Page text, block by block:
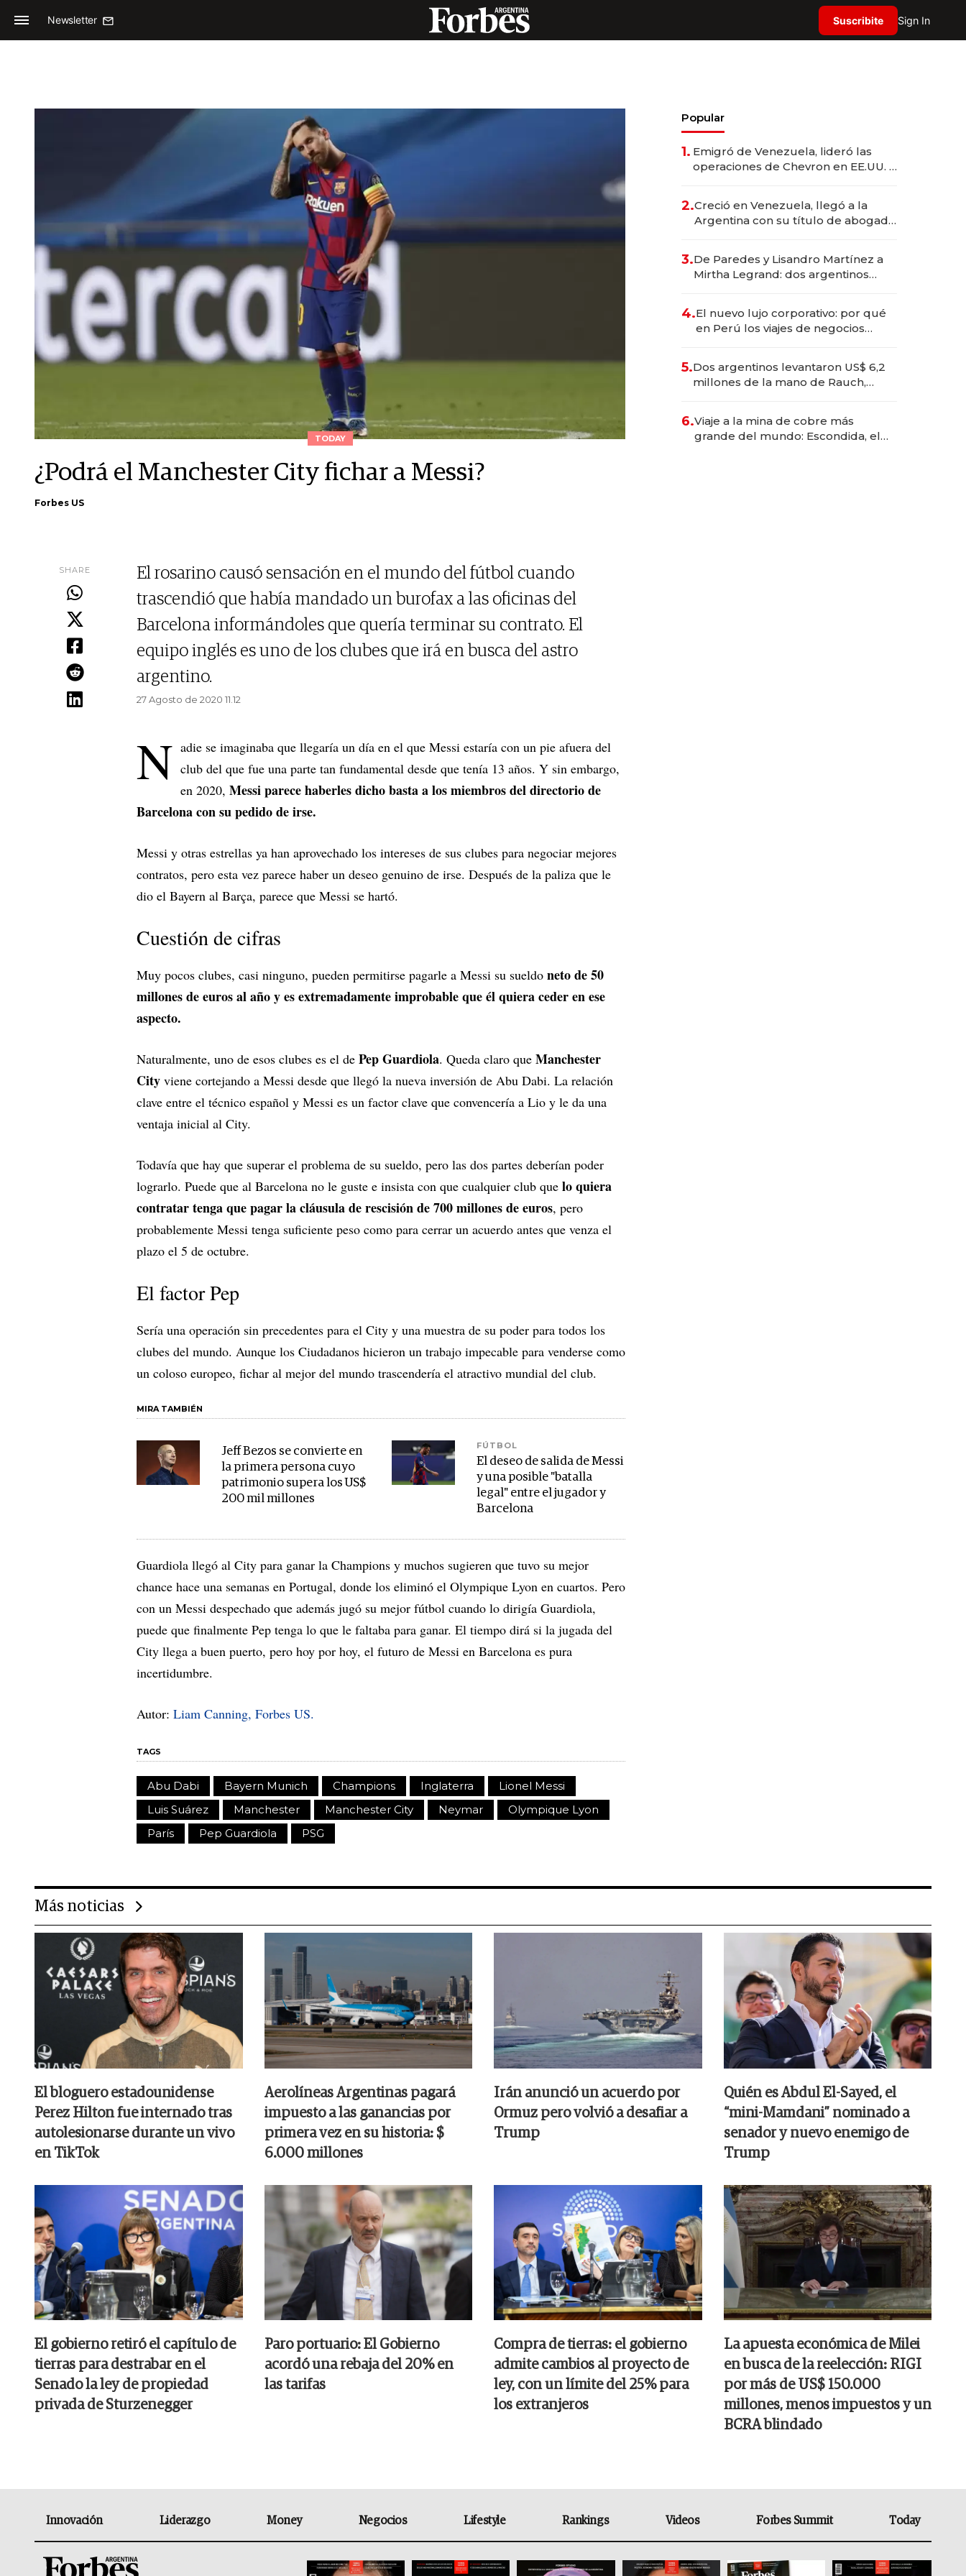
Newsletter Suscribite Sign In
TODAY
¿Podrá el Manchester City fichar a Messi?
Forbes US
SHARE
El rosarino causó sensación en el mundo del fútbol cuando
trascendió que había mandado un burofax a las oficinas del
Barcelona informándoles que quería terminar su contrato. El
equipo inglés es uno de los clubes que irá en busca del astro
argentino.
27 Agosto de 2020 11.12
N adie se imaginaba que llegaría un día en el que Messi estaría con un pie afuera del
club del que fue una parte tan fundamental desde que tenía 13 años. Y sin embargo,
en 2020, Messi parece haberles dicho basta a los miembros del directorio de
Barcelona con su pedido de irse.
Messi y otras estrellas ya han aprovechado los intereses de sus clubes para negociar mejores
contratos, pero esta vez parece haber un deseo genuino de irse. Después de la paliza que le
dio el Bayern al Barça, parece que Messi se hartó.
Cuestión de cifras
Muy pocos clubes, casi ninguno, pueden permitirse pagarle a Messi su sueldo neto de 50
millones de euros al año y es extremadamente improbable que él quiera ceder en ese
aspecto.
Naturalmente, uno de esos clubes es el de Pep Guardiola. Queda claro que Manchester
City viene cortejando a Messi desde que llegó la nueva inversión de Abu Dabi. La relación
clave entre el técnico español y Messi es un factor clave que convencería a Lio y le da una
ventaja inicial al City.
Todavía que hay que superar el problema de su sueldo, pero las dos partes deberían poder
lograrlo. Puede que al Barcelona no le guste e insista con que cualquier club que lo quiera
contratar tenga que pagar la cláusula de rescisión de 700 millones de euros, pero
probablemente Messi tenga suficiente peso como para cerrar un acuerdo antes que venza el
plazo el 5 de octubre.
El factor Pep
Sería una operación sin precedentes para el City y una muestra de su poder para todos los
clubes del mundo. Aunque los Ciudadanos hicieron un trabajo impecable para venderse como
un coloso europeo, fichar al mejor del mundo trascendería el atractivo mundial del club.
MIRA TAMBIÉN
Jeff Bezos se convierte en
la primera persona cuyo
patrimonio supera los US$
200 mil millones
FÚTBOL
El deseo de salida de Messi
y una posible "batalla
legal" entre el jugador y
Barcelona
Guardiola llegó al City para ganar la Champions y muchos sugieren que tuvo su mejor
chance hace una semanas en Portugal, donde los eliminó el Olympique Lyon en cuartos. Pero
con un Messi despechado que además jugó su mejor fútbol cuando lo dirigía Guardiola,
puede que finalmente Pep tenga lo que le faltaba para ganar. El tiempo dirá si la jugada del
City llega a buen puerto, pero hoy por hoy, el futuro de Messi en Barcelona es pura
incertidumbre.
Autor: Liam Canning, Forbes US.
TAGS
Abu Dabi Bayern Munich Champions Inglaterra
Lionel Messi
Luis Suárez
Manchester Manchester City Neymar
Olympique Lyon
París
Pep Guardiola PSG
Popular
1. Emigró de Venezuela, lideró las
operaciones de Chevron en EE.UU. y
2.Creció en Venezuela, llegó a la
Argentina con su título de abogado
marcas "fast premium"
3.De Paredes y Lisandro Martínez a
Mirtha Legrand: dos argentinos
4.El nuevo lujo corporativo: por qué
en Perú los viajes de negocios
transformadoras
5.Dos argentinos levantaron US$ 6,2
millones de la mano de Rauch,
6.Viaje a la mina de cobre más
grande del mundo: Escondida, el
Más noticias
El bloguero estadounidense
Perez Hilton fue internado tras
autolesionarse durante un vivo
en TikTok
Aerolíneas Argentinas pagará
impuesto a las ganancias por
primera vez en su historia: $
6.000 millones
Irán anunció un acuerdo por
Ormuz pero volvió a desafiar a
Trump
Quién es Abdul El-Sayed, el
“mini-Mamdani” nominado a
senador y nuevo enemigo de
Trump
El gobierno retiró el capítulo de
tierras para destrabar en el
Senado la ley de propiedad
privada de Sturzenegger
Paro portuario: El Gobierno
acordó una rebaja del 20% en
las tarifas
Compra de tierras: el gobierno
admite cambios al proyecto de
ley, con un límite del 25% para
los extranjeros
La apuesta económica de Milei
en busca de la reelección: RIGI
por más de US$ 150.000
millones, menos impuestos y un
BCRA blindado
Innovación Liderazgo Money Negocios Lifestyle Rankings Videos Forbes Summit Today